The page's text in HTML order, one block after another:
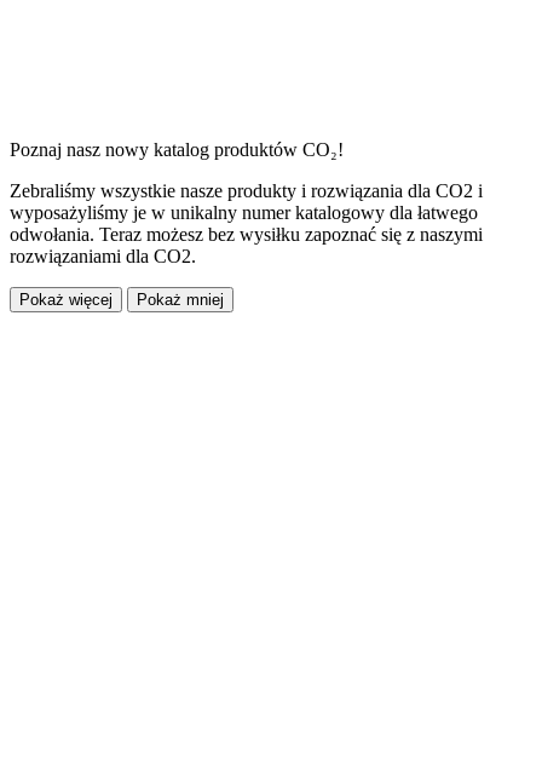
Poznaj nasz nowy katalog produktów CO₂!
Zebraliśmy wszystkie nasze produkty i rozwiązania dla CO2 i
wyposażyliśmy je w unikalny numer katalogowy dla łatwego
odwołania. Teraz możesz bez wysiłku zapoznać się z naszymi
rozwiązaniami dla CO2.
Pokaż więcej Pokaż mniej